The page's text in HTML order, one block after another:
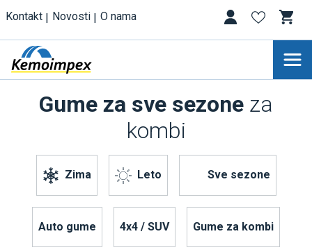
Kontakt Novosti O nama
Zima Leto Sve sezone
Gume za sve sezone za
kombi
Auto gume 4x4 / SUV Gume za kombi